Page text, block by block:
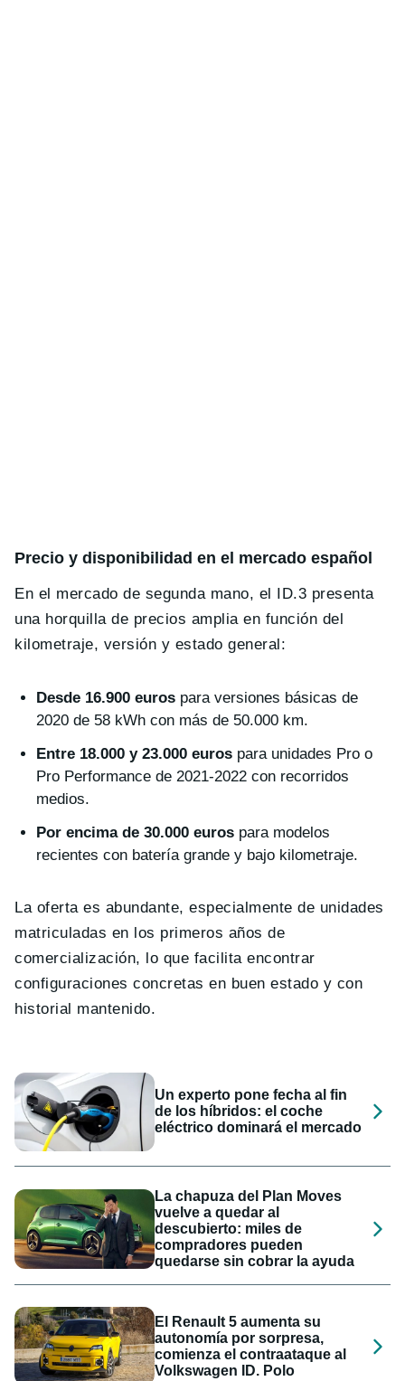
Precio y disponibilidad en el mercado español
En el mercado de segunda mano, el ID.3 presenta
una horquilla de precios amplia en función del
kilometraje, versión y estado general:
Desde 16.900 euros para versiones básicas de
2020 de 58 kWh con más de 50.000 km.
Entre 18.000 y 23.000 euros para unidades Pro o
Pro Performance de 2021‑2022 con recorridos
medios.
Por encima de 30.000 euros para modelos
recientes con batería grande y bajo kilometraje.
La oferta es abundante, especialmente de unidades
matriculadas en los primeros años de
comercialización, lo que facilita encontrar
configuraciones concretas en buen estado y con
historial mantenido.
Un experto pone fecha al fin
de los híbridos: el coche
eléctrico dominará el mercado
La chapuza del Plan Moves
vuelve a quedar al
descubierto: miles de
compradores pueden
quedarse sin cobrar la ayuda
El Renault 5 aumenta su
autonomía por sorpresa,
comienza el contraataque al
Volkswagen ID. Polo